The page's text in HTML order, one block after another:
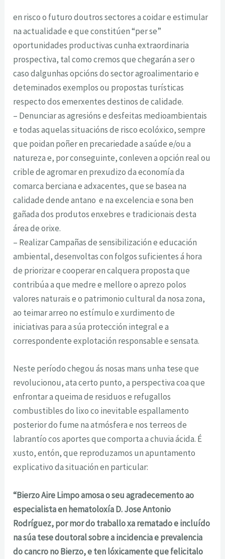
en risco o futuro doutros sectores a coidar e estimular
na actualidade e que constitúen “per se”
oportunidades productivas cunha extraordinaria
prospectiva, tal como cremos que chegarán a ser o
caso dalgunhas opcións do sector agroalimentario e
deteminados exemplos ou propostas turísticas
respecto dos emerxentes destinos de calidade.
– Denunciar as agresións e desfeitas medioambientais
e todas aquelas situacións de risco ecolóxico, sempre
que poidan poñer en precariedade a saúde e/ou a
natureza e, por conseguinte, conleven a opción real ou
crible de agromar en prexudizo da economía da
comarca berciana e adxacentes, que se basea na
calidade dende antano e na excelencia e sona ben
gañada dos produtos enxebres e tradicionais desta
área de orixe.
– Realizar Campañas de sensibilización e educación
ambiental, desenvoltas con folgos suficientes á hora
de priorizar e cooperar en calquera proposta que
contribúa a que medre e mellore o aprezo polos
valores naturais e o patrimonio cultural da nosa zona,
ao teimar arreo no estímulo e xurdimento de
iniciativas para a súa protección integral e a
correspondente explotación responsable e sensata.
Neste período chegou ás nosas mans unha tese que
revolucionou, ata certo punto, a perspectiva coa que
enfrontar a queima de residuos e refugallos
combustibles do lixo co inevitable espallamento
posterior do fume na atmósfera e nos terreos de
labrantío cos aportes que comporta a chuvia ácida. É
xusto, entón, que reproduzamos un apuntamento
explicativo da situación en particular:
“Bierzo Aire Limpo amosa o seu agradecemento ao
especialista en hematoloxía D. Jose Antonio
Rodríguez, por mor do traballo xa rematado e incluído
na súa tese doutoral sobre a incidencia e prevalencia
do cancro no Bierzo, e ten lóxicamente que felicitalo